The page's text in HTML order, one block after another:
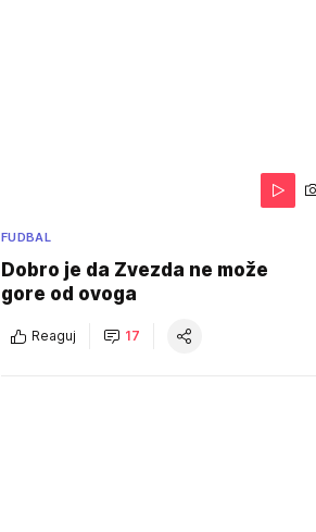
FUDBAL
Dobro je da Zvezda ne može
gore od ovoga
Reaguj 17